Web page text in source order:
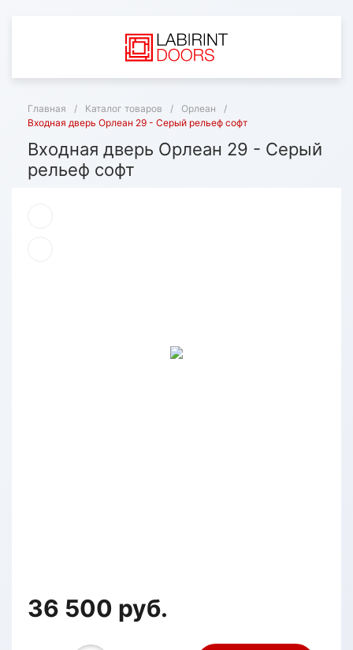
Главная / Каталог товаров / Орлеан
/
Входная дверь Орлеан 29 - Серый рельеф софт
Входная дверь Орлеан 29 - Серый
рельеф софт
36 500 руб.